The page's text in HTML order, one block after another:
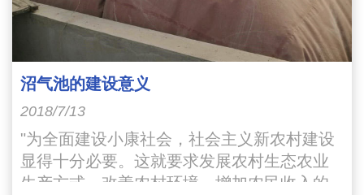
沼气池的建设意义
2018/7/13
"为全面建设小康社会，社会主义新农村建设
显得十分必要。这就要求发展农村生态农业
生产方式，改善农村环境，增加农民收入的